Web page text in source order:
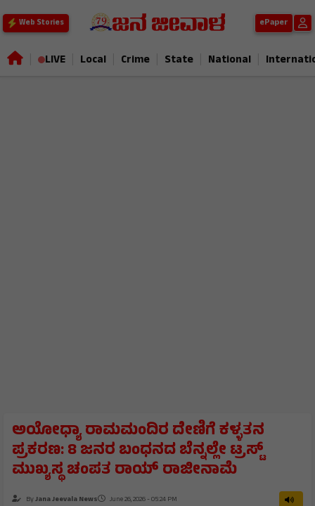
Web Stories ePaper
LIVE Local Crime State National
ಅಯೋಧ್ಯಾ ರಾಮಮಂದಿರ ದೇಣಿಗೆ ಕಳ್ಳತನ
ಪ್ರಕರಣ: 8 ಜನರ ಬಂಧನದ ಬೆನ್ನಲ್ಲೇ ಟ್ರಸ್ಟ್
ಮುಖ್ಯಸ್ಥ ಚಂಪತ ರಾಯ್ ರಾಜೀನಾಮೆ
ByJana Jeevala News June 26, 2026 - 05:24 PM